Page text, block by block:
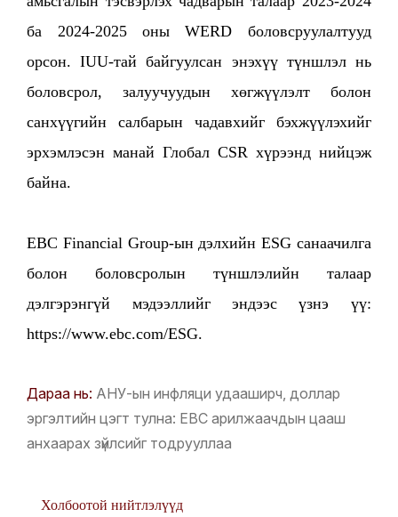
ба 2024-2025 оны WERD боловсруулалтууд
орсон. IUU-тай байгуулсан энэхүү түншлэл нь
боловсрол, залуучуудын хөгжүүлэлт болон
санхүүгийн салбарын чадавхийг бэхжүүлэхийг
эрхэмлэсэн манай Глобал CSR хүрээнд нийцэж
байна.
EBC Financial Group-ын дэлхийн ESG санаачилга
болон боловсролын түншлэлийн талаар
дэлгэрэнгүй мэдээллийг эндээс үзнэ үү:
https://www.ebc.com/ESG.
Дараа нь: АНУ-ын инфляци удааширч, доллар
эргэлтийн цэгт тулна: EBC арилжаачдын цааш
анхаарах зүйлсийг тодрууллаа
Холбоотой нийтлэлүүд